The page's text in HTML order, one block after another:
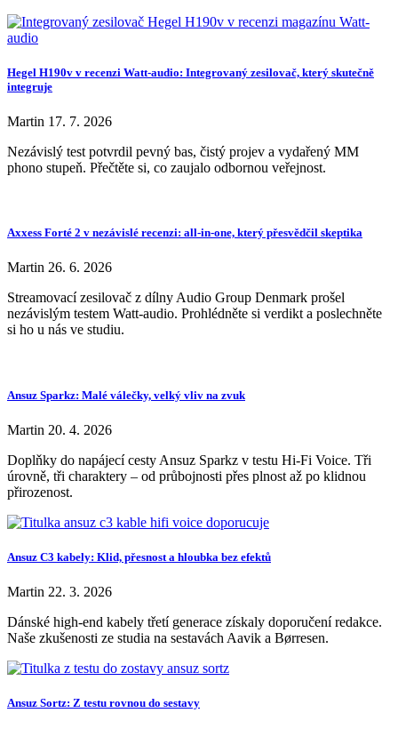
Hegel H190v v recenzi Watt-audio: Integrovaný zesilovač, který skutečně
integruje
Martin 17. 7. 2026
Nezávislý test potvrdil pevný bas, čistý projev a vydařený MM
phono stupeň. Přečtěte si, co zaujalo odbornou veřejnost.
Axxess Forté 2 v nezávislé recenzi: all-in-one, který přesvědčil skeptika
Martin 26. 6. 2026
Streamovací zesilovač z dílny Audio Group Denmark prošel
nezávislým testem Watt-audio. Prohlédněte si verdikt a poslechněte
si ho u nás ve studiu.
Ansuz Sparkz: Malé válečky, velký vliv na zvuk
Martin 20. 4. 2026
Doplňky do napájecí cesty Ansuz Sparkz v testu Hi-Fi Voice. Tři
úrovně, tři charaktery – od průbojnosti přes plnost až po klidnou
přirozenost.
Ansuz C3 kabely: Klid, přesnost a hloubka bez efektů
Martin 22. 3. 2026
Dánské high-end kabely třetí generace získaly doporučení redakce.
Naše zkušenosti ze studia na sestavách Aavik a Børresen.
Ansuz Sortz: Z testu rovnou do sestavy